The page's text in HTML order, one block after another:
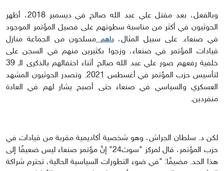
وبالفعل، بعد مقتل علي عبد الله صالح في ديسمبر 2018، أظهر
الحوثيون في أكثر من مناسبة سطوتهم على فصيل المؤتمر الموجود
في صنعاء. على سبيل المثال،داهممسلحون من الجماعة منازل
قيادات المؤتمر في صنعاء، وزجوا بكثيرين منهم في السجن على
خلفية رفعهم صور علي عبد الله صالح أثناء احتفالهم بالذكرى الـ 39
لتأسيس حزب المؤتمر في أغسطس 2021. وتصدر الحوثيون المشهد
العسكري والسياسي في صنعاء حتى أصبح يشار لهم في العادة
منفردين.
لكن د. سلطان الجراش، وهو شخصية أكاديمية مقربة من قيادات في
حزب المؤتمر، قال لمركز "سوث24" إنَّ مؤتمر صنعاء ليس ضعيفًا إلى
هذا الحد. مضيفًا: "في ضوء التطورات السياسية الحالية، تحترم شراكة